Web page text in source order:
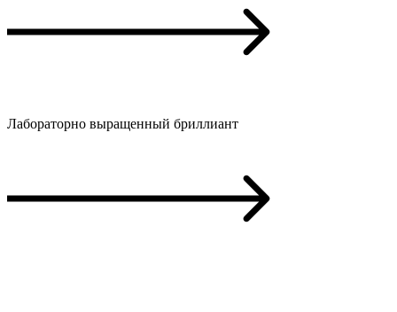
Лабораторно выращенный бриллиант